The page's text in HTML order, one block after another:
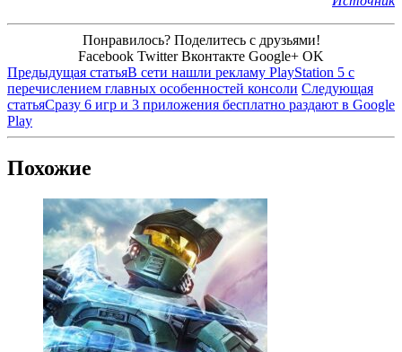
Понравилось? Поделитесь с друзьями!
Facebook Twitter Вконтакте Google+ OK
Предыдущая статьяВ сети нашли рекламу PlayStation 5 с
перечислением главных особенностей консоли Следующая
статьяСразу 6 игр и 3 приложения бесплатно раздают в Google
Play
Похожие